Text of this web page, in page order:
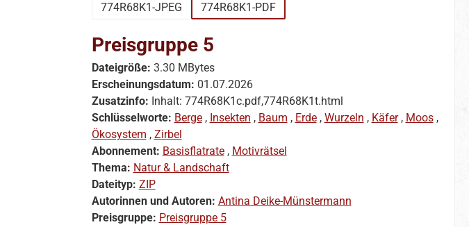
774R68K1-JPEG
774R68K1-PDF
Preisgruppe 5
Dateigröße: 3.30 MBytes
Erscheinungsdatum: 01.07.2026
Zusatzinfo: Inhalt: 774R68K1c.pdf,774R68K1t.html
Schlüsselworte: Berge, Insekten , Baum , Erde, Wurzeln , Käfer, Moos,
Ökosystem , Zirbel
Abonnement: Basisflatrate, Motivrätsel
Thema: Natur & Landschaft
Dateityp: ZIP
Autorinnen und Autoren: Antina Deike-Münstermann
Preisgruppe: Preisgruppe 5